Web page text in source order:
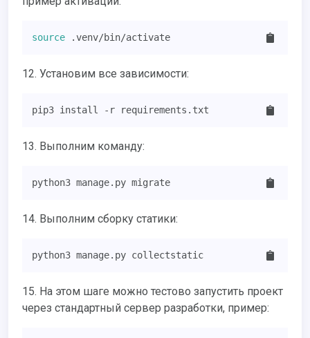
source .venv/bin/activate
12. Установим все зависимости:
pip3 install -r requirements.txt
13. Выполним команду:
python3 manage.py migrate
14. Выполним сборку статики:
python3 manage.py collectstatic
15. На этом шаге можно тестово запустить проект
через стандартный сервер разработки, пример: